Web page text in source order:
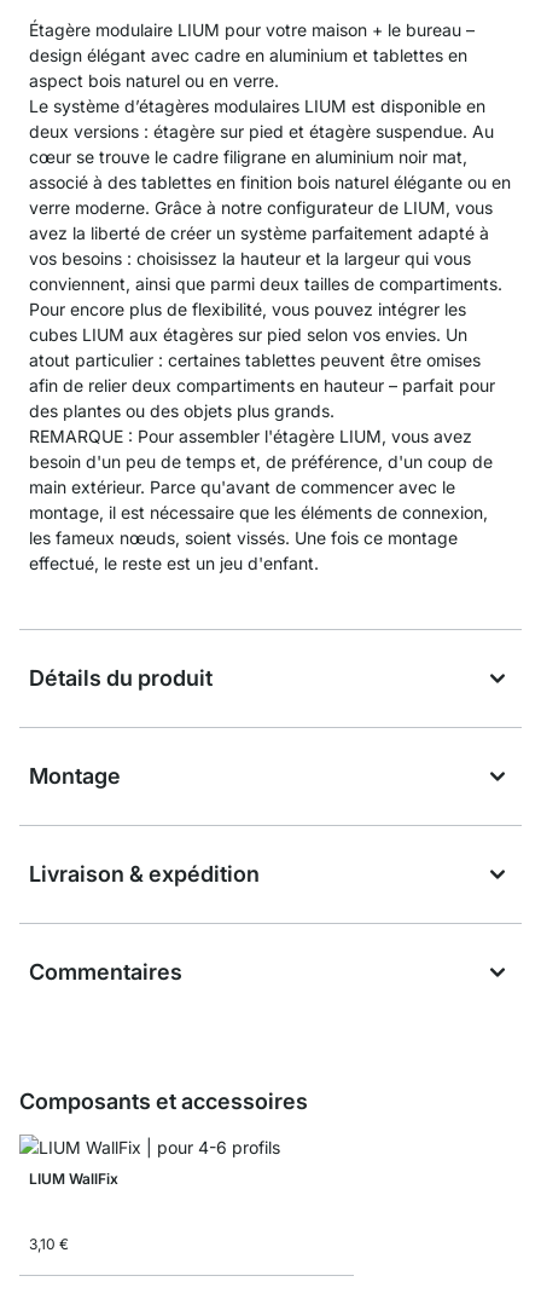
Étagère modulaire LIUM pour votre maison + le bureau –
design élégant avec cadre en aluminium et tablettes en
aspect bois naturel ou en verre.
Le système d’étagères modulaires LIUM est disponible en
deux versions : étagère sur pied et étagère suspendue. Au
cœur se trouve le cadre filigrane en aluminium noir mat,
associé à des tablettes en finition bois naturel élégante ou en
verre moderne. Grâce à notre configurateur de LIUM, vous
avez la liberté de créer un système parfaitement adapté à
vos besoins : choisissez la hauteur et la largeur qui vous
conviennent, ainsi que parmi deux tailles de compartiments.
Pour encore plus de flexibilité, vous pouvez intégrer les
cubes LIUM aux étagères sur pied selon vos envies. Un
atout particulier : certaines tablettes peuvent être omises
afin de relier deux compartiments en hauteur – parfait pour
des plantes ou des objets plus grands.
REMARQUE : Pour assembler l'étagère LIUM, vous avez
besoin d'un peu de temps et, de préférence, d'un coup de
main extérieur. Parce qu'avant de commencer avec le
montage, il est nécessaire que les éléments de connexion,
les fameux nœuds, soient vissés. Une fois ce montage
effectué, le reste est un jeu d'enfant.
Détails du produit
Montage
Livraison & expédition
Commentaires
Composants et accessoires
LIUM WallFix
3,10 €